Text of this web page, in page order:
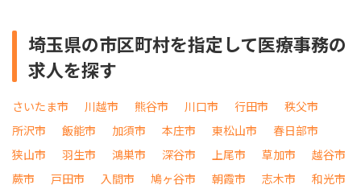
埼玉県の市区町村を指定して医療事務の
求人を探す
さいたま市 川越市 熊谷市 川口市 行田市
秩父市
所沢市
飯能市 加須市 本庄市 東松山市
春日部市
狭山市
羽生市 鴻巣市 深谷市 上尾市 草加市
越谷市
蕨市
戸田市 入間市 鳩ヶ谷市 朝霞市 志木市
和光市